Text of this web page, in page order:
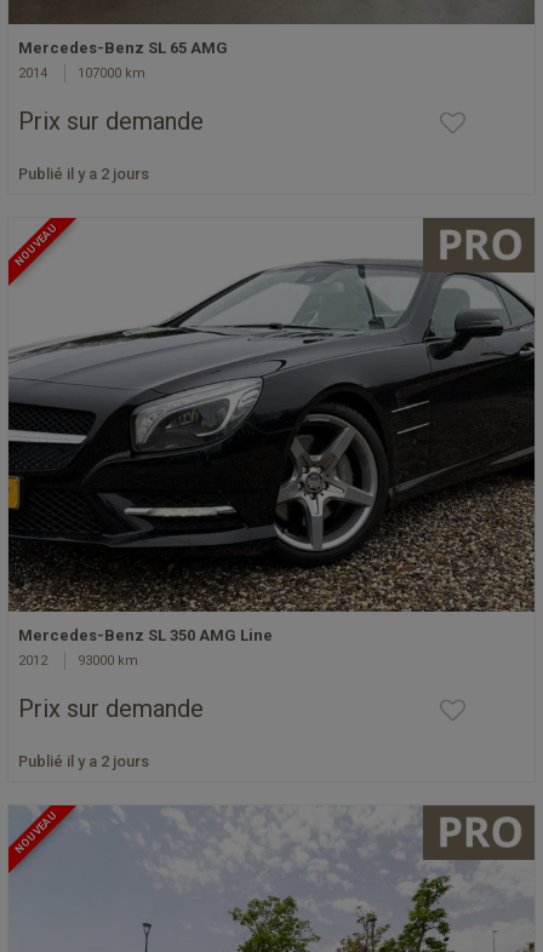
Mercedes-Benz SL 65 AMG
2014 107000 km
Prix sur demande
Publié il y a 2 jours
NOUVEAU
Mercedes-Benz SL 350 AMG Line
2012 93000 km
Prix sur demande
Publié il y a 2 jours
NOUVEAU